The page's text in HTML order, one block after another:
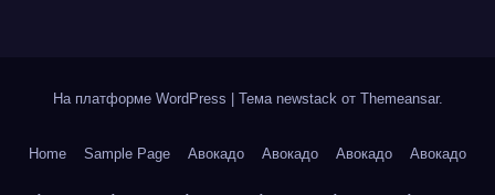
На платформе WordPress | Тема newstack от Themeansar.
Home Sample Page Авокадо Авокадо Авокадо Авокадо